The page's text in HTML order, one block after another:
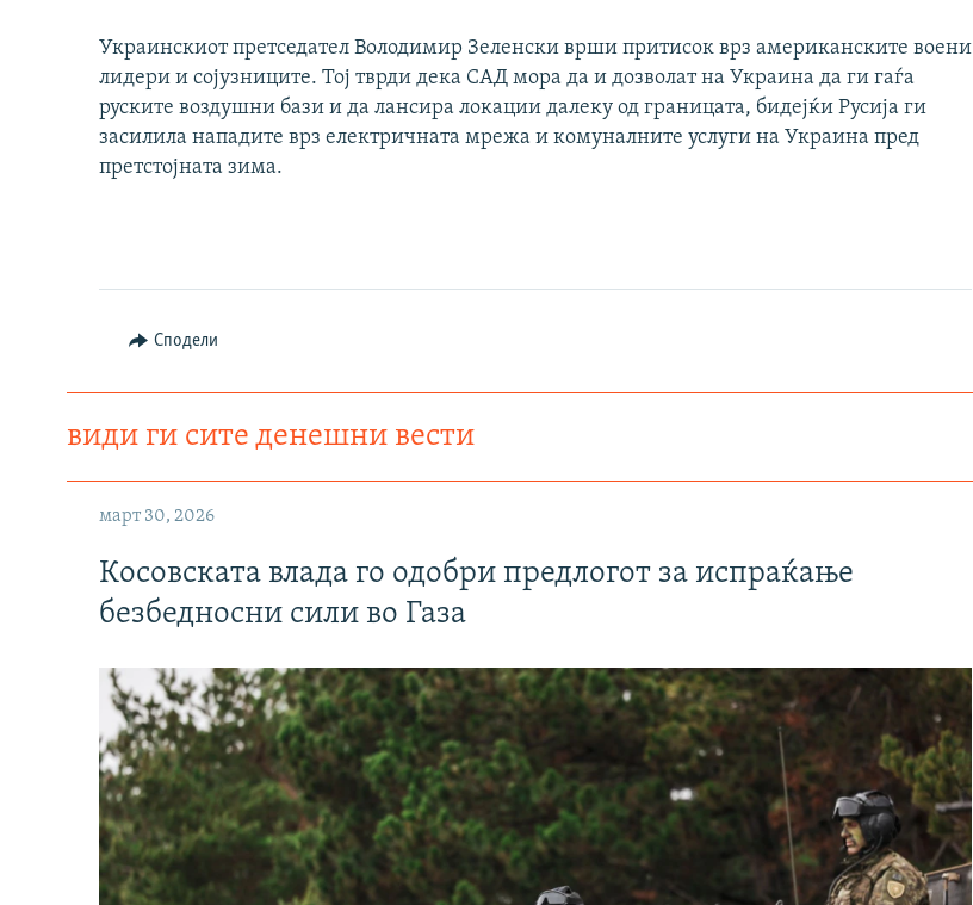
Украинскиот претседател Володимир Зеленски врши притисок врз американските воени
лидери и сојузниците. Тој тврди дека САД мора да и дозволат на Украина да ги гаѓа
руските воздушни бази и да лансира локации далеку од границата, бидејќи Русија ги
засилила нападите врз електричната мрежа и комуналните услуги на Украина пред
претстојната зима.
Сподели
види ги сите денешни вести
март 30, 2026
Косовската влада го одобри предлогот за испраќање
безбедносни сили во Газа